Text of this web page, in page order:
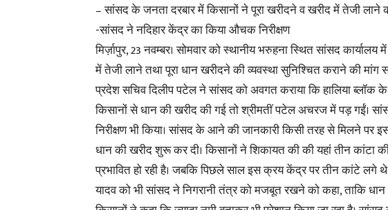
– सांसद के जनता दरबार में किसानों ने पूरा खरीदने व खरीद में तेजी लाने
-सांसद ने नदिहार केंद्र का किया औचक निरीक्षण
मिर्ज़ापुर, 23 नवम्बर। सोमवार को स्थानीय भरुहना स्थित सांसद
में तेजी लाने तथा पूरा धान खरीदने की व्यवस्था सुनिश्चित कराने की
प्रदेश सचिव दिलीप पटेल ने सांसद को अवगत कराया कि हालिया ब्लॉक
किसानों से धान की खरीद की गई तो श्रीमतीं पटेल अचरज में पड़ गईं।
निरीक्षण भी किया। सांसद के आने की जानकारी किसी तरह से मिलने पर
धान की खरीद शुरू कर दी। किसानों ने शिकायत की की यहां तीन कांटा
प्रभावित हो रही है। जबकि पिछले साल इस क्रय केंद्र पर तीन कांटे लगे
यादव को भी सांसद ने निगरानी तंत्र को मजबूत रखने को कहा, ताकि